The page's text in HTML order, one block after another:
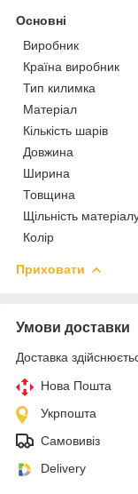
Основні
Виробник
Країна виробник
Тип килимка
Матеріал
Кількість шарів
Довжина
Ширина
Товщина
Щільність
Колір
Приховати
Умови доставки
Доставка
Нова Пошта
Укрпошта
Самовивіз
Delivery